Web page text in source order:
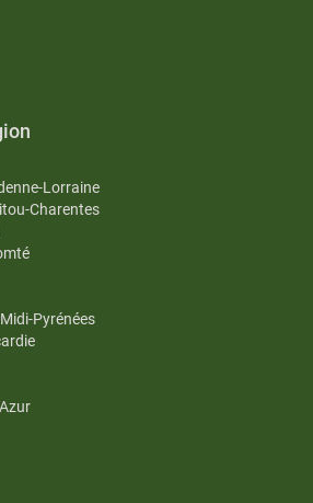
Lorraine
Charentes
Pyrénées